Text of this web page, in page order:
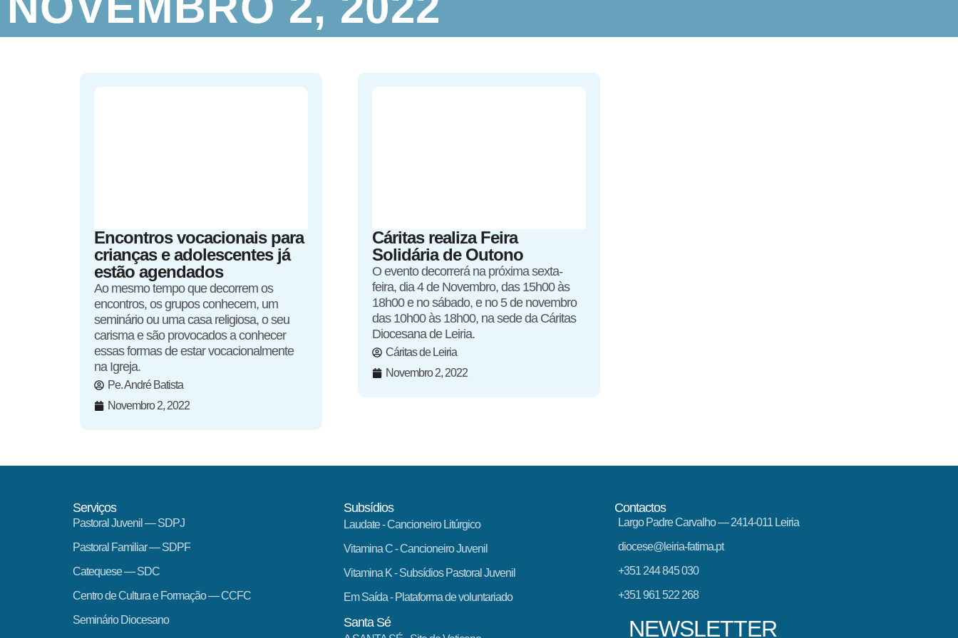
Encontros vocacionais para
crianças e adolescentes já
estão agendados
Ao mesmo tempo que decorrem os
encontros, os grupos conhecem, um
seminário ou uma casa religiosa, o seu
carisma e são provocados a conhecer
essas formas de estar vocacionalmente
na Igreja.
Pe. André Batista
Novembro 2, 2022
Cáritas realiza Feira
Solidária de Outono
O evento decorrerá na próxima sexta-
feira, dia 4 de Novembro, das 15h00 às
18h00 e no sábado, e no 5 de novembro
das 10h00 às 18h00, na sede da Cáritas
Diocesana de Leiria.
Cáritas de Leiria
Novembro 2, 2022
Serviços
Pastoral Juvenil — SDPJ
Pastoral Familiar — SDPF
Catequese — SDC
Centro de Cultura e Formação — CCFC
Seminário Diocesano
Subsídios
Laudate- Cancioneiro Litúrgico
Vitamina C- Cancioneiro Juvenil
Vitamina K- Subsídios Pastoral Juvenil
Em Saída- Plataforma de voluntariado
Santa Sé
Contactos
Largo Padre Carvalho — 2414-011 Leiria
diocese@leiria-fatima.pt
+351 244 845 030
+351 961 522 268
NEWSLETTER